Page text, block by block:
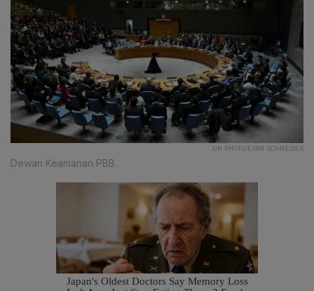
UN PHOTO/EVAN SCHNEIDER
Dewan Keamanan PBB